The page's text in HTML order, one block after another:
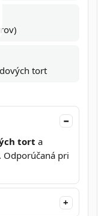
tort
tort a
Odporúčaná pri